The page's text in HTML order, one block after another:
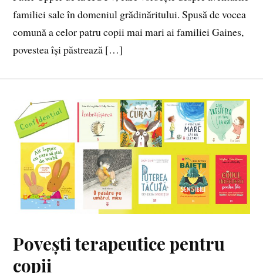
familiei sale în domeniul grădinăritului. Spusă de vocea
comună a celor patru copii mai mari ai familiei Gaines,
povestea își păstrează […]
Povești terapeutice pentru
copii